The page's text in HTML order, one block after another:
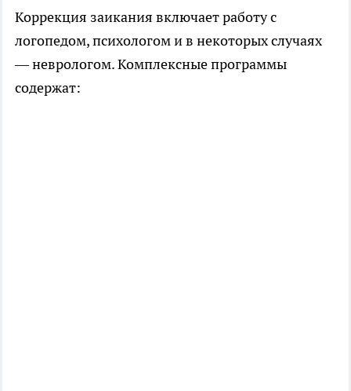
Коррекция заикания включает работу с
логопедом, психологом и в некоторых случаях
— неврологом. Комплексные программы
содержат: